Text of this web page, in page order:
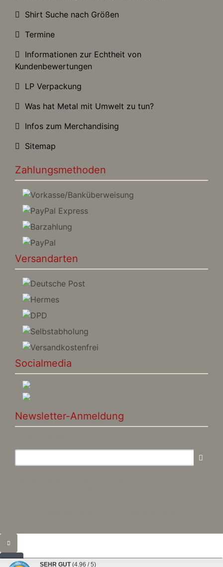
Shirt Suche nach Größen
Termine
Informationen zur Echtheit von
Kundenbewertungen
LP Verpackung
Was hat Metal mit Umwelt zu tun?
Infos zum Merchandising
Sitemap
Zahlungsmethoden
Versandarten
Socialmedia
Newsletter-Anmeldung
SEHR GUT (4.96 / 5)